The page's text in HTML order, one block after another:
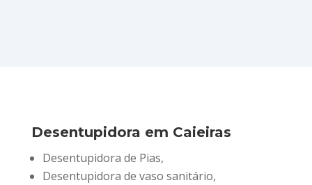
Desentupidora em Caieiras
Desentupidora de Pias,
Desentupidora de vaso sanitário,